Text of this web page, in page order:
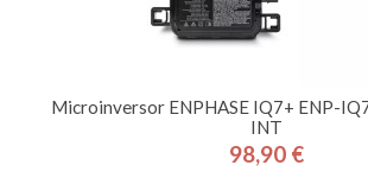
Microinversor ENPHASE IQ7+ ENP-
INT
Precio
98,90 €